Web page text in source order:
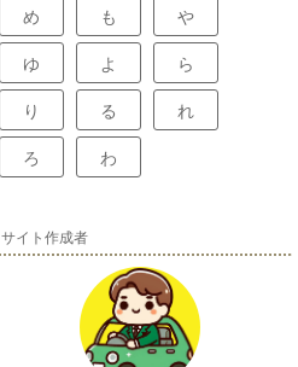
め も や
ゆ よ ら
り る れ
ろ わ
サイト作成者